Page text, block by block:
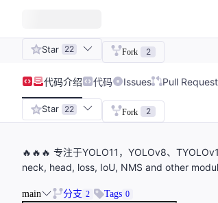
Star 22 Fork 2
代码介绍 代码 Issues Pull
Star 22 Fork 2
🔥🔥🔥 专注于YOLO11，YOLOv8、
neck, head, loss, IoU, NMS and other
main 分支 2 Tags 0